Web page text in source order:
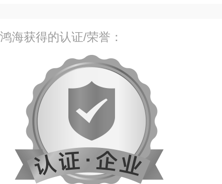
鸿海获得的认证/荣誉：